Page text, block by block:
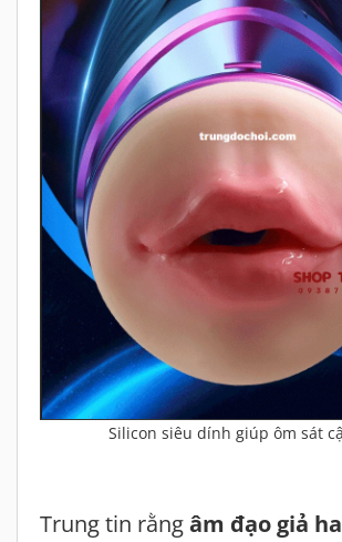
Silicon siêu dính giúp ôm sát
Trung tin rằngâm đạo giả